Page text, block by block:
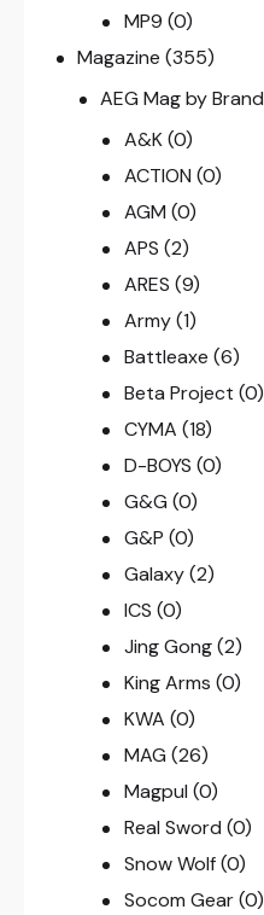
MP9 (0)
Magazine (355)
AEG Mag by Brand
A&K (0)
ACTION (0)
AGM (0)
APS (2)
ARES (9)
Army (1)
Battleaxe (6)
Beta Project (0)
CYMA (18)
D-BOYS (0)
G&G (0)
G&P (0)
Galaxy (2)
ICS (0)
Jing Gong (2)
King Arms (0)
KWA (0)
MAG (26)
Magpul (0)
Real Sword (0)
Snow Wolf (0)
Socom Gear (0)